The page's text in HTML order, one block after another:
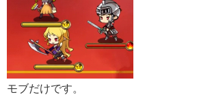
モブだけです。